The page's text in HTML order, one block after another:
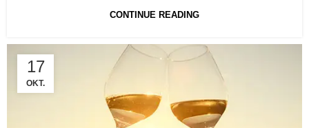
CONTINUE READING
17
OKT.